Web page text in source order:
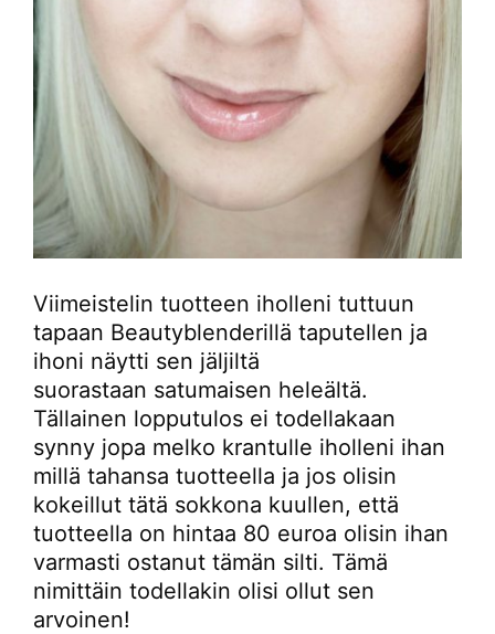
Viimeistelin tuotteen iholleni tuttuun
tapaan Beautyblenderillä taputellen ja
ihoni näytti sen jäljiltä
suorastaan satumaisen heleältä.
Tällainen lopputulos ei todellakaan
synny jopa melko krantulle iholleni ihan
millä tahansa tuotteella ja jos olisin
kokeillut tätä sokkona kuullen, että
tuotteella on hintaa 80 euroa olisin ihan
varmasti ostanut tämän silti. Tämä
nimittäin todellakin olisi ollut sen
arvoinen!